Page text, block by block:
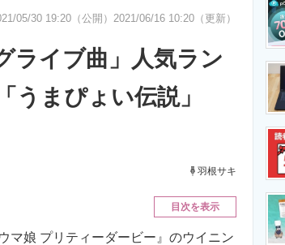
経営リーダーのコミ
製造業のIT導入・活
エネルギーの専門
05/30 19:20（公開） 2021/06/16 10:20（更新）
ライブ曲」人気ラン
まぴょい伝説」
羽根サキ
目次を表示
娘 プリティーダービー』のウイニン